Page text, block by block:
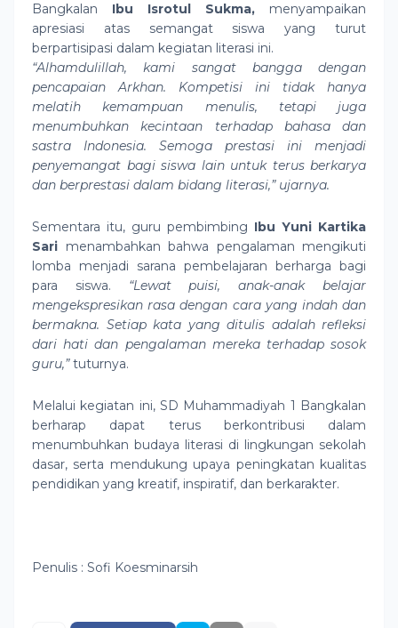
Bangkalan Ibu Isrotul Sukma, menyampaikan
apresiasi atas semangat siswa yang turut
berpartisipasi dalam kegiatan literasi ini.
“Alhamdulillah, kami sangat bangga dengan
pencapaian Arkhan. Kompetisi ini tidak hanya
melatih kemampuan menulis, tetapi juga
menumbuhkan kecintaan terhadap bahasa dan
sastra Indonesia. Semoga prestasi ini menjadi
penyemangat bagi siswa lain untuk terus berkarya
dan berprestasi dalam bidang literasi,”ujarnya.
Sementara itu, guru pembimbing Ibu Yuni Kartika
Sari menambahkan bahwa pengalaman mengikuti
lomba menjadi sarana pembelajaran berharga bagi
para siswa. “Lewat puisi, anak-anak belajar
mengekspresikan rasa dengan cara yang indah dan
bermakna. Setiap kata yang ditulis adalah refleksi
dari hati dan pengalaman mereka terhadap sosok
guru,”tuturnya.
Melalui kegiatan ini, SD Muhammadiyah 1 Bangkalan
berharap dapat terus berkontribusi dalam
menumbuhkan budaya literasi di lingkungan sekolah
dasar, serta mendukung upaya peningkatan kualitas
pendidikan yang kreatif, inspiratif, dan berkarakter.
Penulis : Sofi Koesminarsih